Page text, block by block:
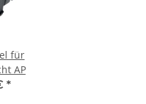
für
AP
*